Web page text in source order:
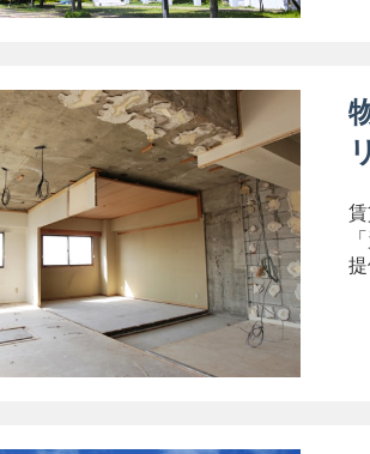
示します。
６、個人情報の安全管理について
運営者は、個人情報の漏えい、紛失、破
教育・研修の実施、盗難等の防止、情報
管理措置を講じます。
７、改定について
「個人情報の取扱いについて」は、関連
があります。変更した場合は、速やかに
お問い合わせ窓口
メール：info@q-be.co.jp
お電話：03-5827-1321
(受付時間：9:00～18:00)
ルームキューブ株式会社
提